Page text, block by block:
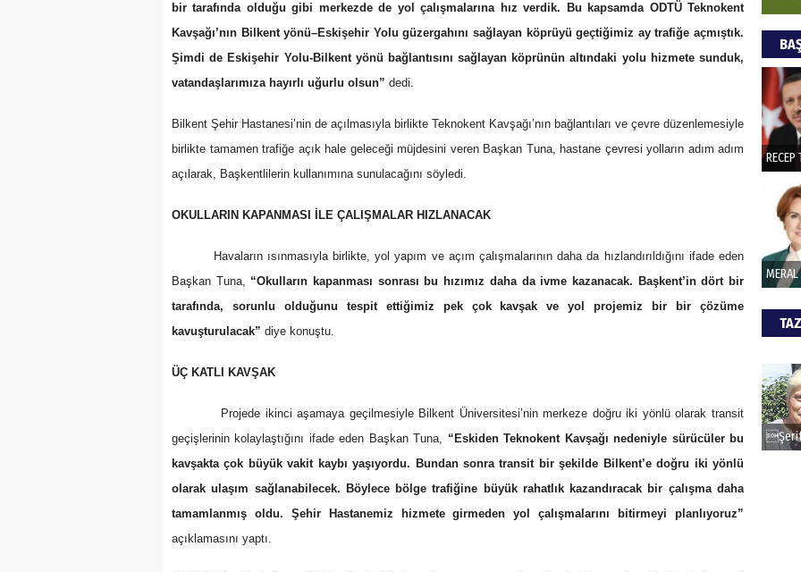
bir tarafında olduğu gibi merkezde de yol çalışmalarına hız verdik. Bu kapsamda ODTÜ Teknokent
Kavşağı’nın Bilkent yönü–Eskişehir Yolu güzergahını sağlayan köprüyü geçtiğimiz ay trafiğe açmıştık.
Şimdi de Eskişehir Yolu-Bilkent yönü bağlantısını sağlayan köprünün altındaki yolu hizmete sunduk,
vatandaşlarımıza hayırlı uğurlu olsun” dedi.
Bilkent Şehir Hastanesi’nin de açılmasıyla birlikte Teknokent Kavşağı’nın bağlantıları ve çevre düzenlemesiyle
birlikte tamamen trafiğe açık hale geleceği müjdesini veren Başkan Tuna, hastane çevresi yolların adım adım
açılarak, Başkentlilerin kullanımına sunulacağını söyledi.
OKULLARIN KAPANMASI İLE ÇALIŞMALAR HIZLANACAK
Havaların ısınmasıyla birlikte, yol yapım ve açım çalışmalarının daha da hızlandırıldığını ifade eden
Başkan Tuna, “Okulların kapanması sonrası bu hızımız daha da ivme kazanacak. Başkent’in dört bir
tarafında, sorunlu olduğunu tespit ettiğimiz pek çok kavşak ve yol projemiz bir bir çözüme
kavuşturulacak” diye konuştu.
ÜÇ KATLI KAVŞAK
Projede ikinci aşamaya geçilmesiyle Bilkent Üniversitesi’nin merkeze doğru iki yönlü olarak transit
geçişlerinin kolaylaştığını ifade eden Başkan Tuna, “Eskiden Teknokent Kavşağı nedeniyle sürücüler bu
kavşakta çok büyük vakit kaybı yaşıyordu. Bundan sonra transit bir şekilde Bilkent’e doğru iki yönlü
olarak ulaşım sağlanabilecek. Böylece bölge trafiğine büyük rahatlık kazandıracak bir çalışma daha
tamamlanmış oldu. Şehir Hastanemiz hizmete girmeden yol çalışmalarını bitirmeyi planlıyoruz”
açıklamasını yaptı.
Bu
İade